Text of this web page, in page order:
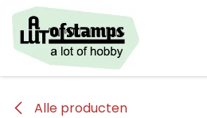
Overslaan naar inhoud
Alle producten